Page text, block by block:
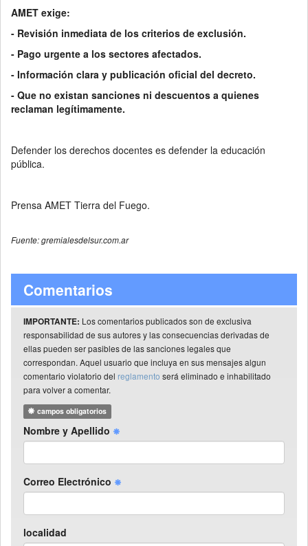
AMET exige:
- Revisión inmediata de los criterios de exclusión.
- Pago urgente a los sectores afectados.
- Información clara y publicación oficial del decreto.
- Que no existan sanciones ni descuentos a quienes
reclaman legítimamente.
Defender los derechos docentes es defender la educación
pública.
Prensa AMET Tierra del Fuego.
Fuente: gremialesdelsur.com.ar
Comentarios
IMPORTANTE: Los comentarios publicados son de exclusiva
responsabilidad de sus autores y las consecuencias derivadas de
ellas pueden ser pasibles de las sanciones legales que
correspondan. Aquel usuario que incluya en sus mensajes algun
comentario violatorio del reglamento será eliminado e inhabilitado
para volver a comentar.
campos obligatorios
Nombre y Apellido
Correo Electrónico
localidad